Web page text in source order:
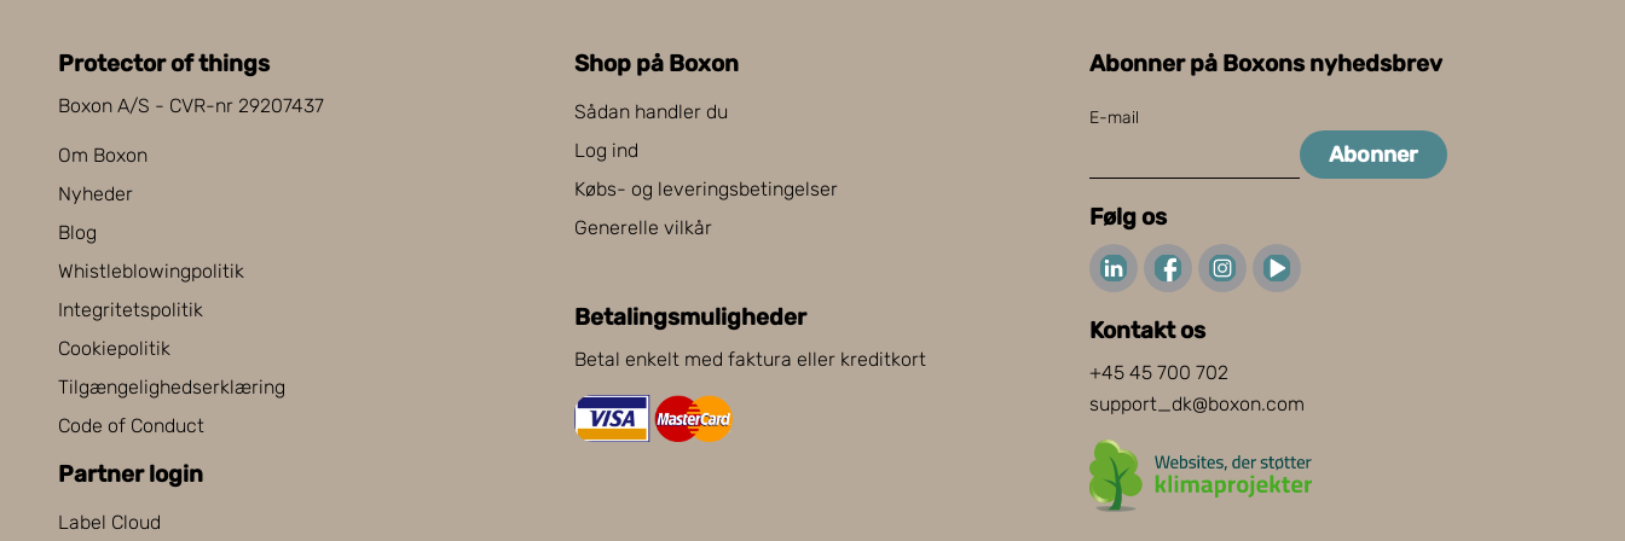
Protector of things
Boxon A/S - CVR-nr 29207437
Om Boxon
Nyheder
Blog
Whistleblowingpolitik
Integritetspolitik
Cookiepolitik
Tilgængelighedserklæring
Code of Conduct
Partner login
Label Cloud
Shop på Boxon
Sådan handler du
Log ind
Købs- og leveringsbetingelser
Generelle vilkår
Betalingsmuligheder
Betal enkelt med faktura eller kreditkort
Abonner på Boxons nyhedsbrev
E-mail
Abonner
Følg os
Kontakt os
+45 45 700 702
support_dk@boxon.com